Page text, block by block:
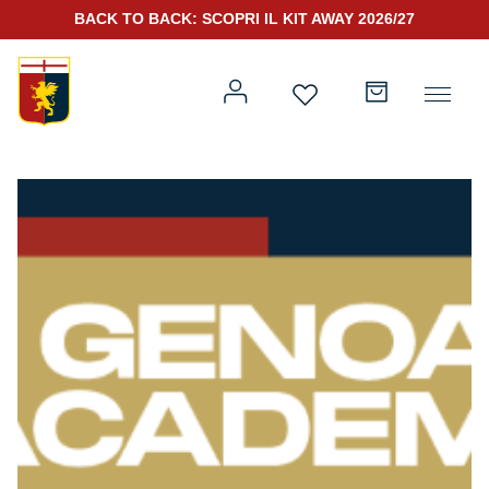
Prima squadra
Genoa for Special
Training
Rappresentanza
Kit Gara 25/26
BACK TO BACK: SCOPRI IL KIT AWAY 2026/27